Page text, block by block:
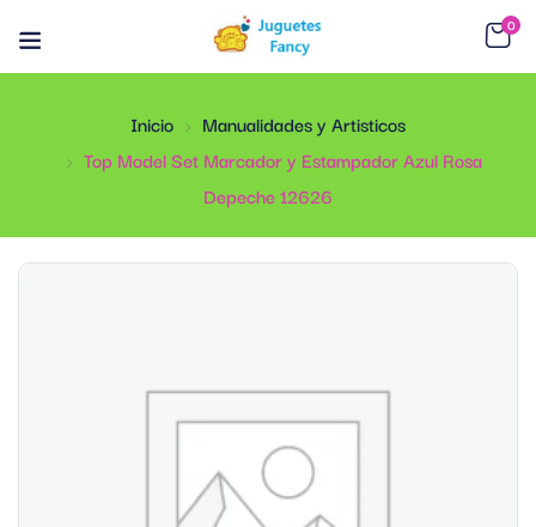
0
Inicio
Manualidades y Artisticos
Top Model Set Marcador y Estampador Azul Rosa
Depeche 12626